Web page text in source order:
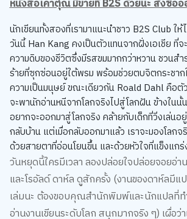
นักเขียนทั้งสองที่เรามาแนะนำชาว B2S Club ให้
วันนี้ Han Kang คงเป็นตัวแทนจากฝั่งเอเชีย ที่
ความดิบของชีวิตซึ่งมีรสขมมากกว่าหวาน ชวนส
ร้ายที่ซุกซ่อนอยู่ใต้พรม พร้อมช่วยตบจิตกระชากใ
ความเป็นมนุษย์ ขณะเดียวกัน Roald Dahl คือตัว
จะพานักอ่านหนีจากโลกจริงไปสู่โลกฝัน ข้างใน
อยากจะออกมาสู่โลกจริง คล้ายกับเด็กที่วิ่งเล่นอ
กลับบ้าน แต่เมื่อกลับออกมาแล้ว เราจะมองโลกจ
ด้วยสายตาที่อ่อนโยนขึ้น และด้วยหัวใจที่แข็งแก
วันหยุดนี้ใครมีเวลา ลองปล่อยใจปล่อยจอยอ่า
และโรอัลด์ ดาห์ล ดููสักครั้ง (งานของดาห์ลมีแ
เล่มนะ ต้องขอบคุณสำนักพิมพ์และนักแปลที่ทำ
อ่านงานเขียนระดับโลก สนุกมากจริง ๆ) เผื่อว่า
มีลิสต์หนังสือเล่มโปรดเพิ่มขึ้นมาอีกสักเล่มใ